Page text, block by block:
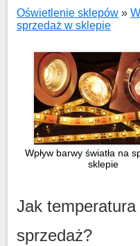
Oświetlenie sklepów»
sprzedaż w sklepie
Wpływ barwy światła na
sklepie
Jak temperatura
sprzedaż?